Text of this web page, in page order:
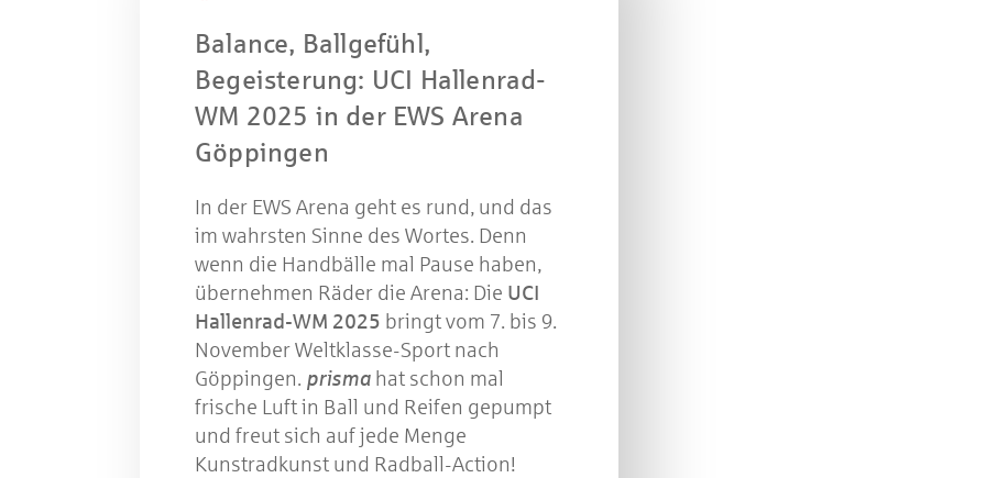
Balance, Ballgefühl,
Begeisterung: UCI Hallenrad-
WM 2025 in der EWS Arena
Göppingen
In der EWS Arena geht es rund, und das
im wahrsten Sinne des Wortes. Denn
wenn die Handbälle mal Pause haben,
übernehmen Räder die Arena: Die UCI
Hallenrad-WM 2025 bringt vom 7. bis 9.
November Weltklasse-Sport nach
Göppingen. prisma hat schon mal
frische Luft in Ball und Reifen gepumpt
und freut sich auf jede Menge
Kunstradkunst und Radball-Action!
Gewinnspiel geschlossen